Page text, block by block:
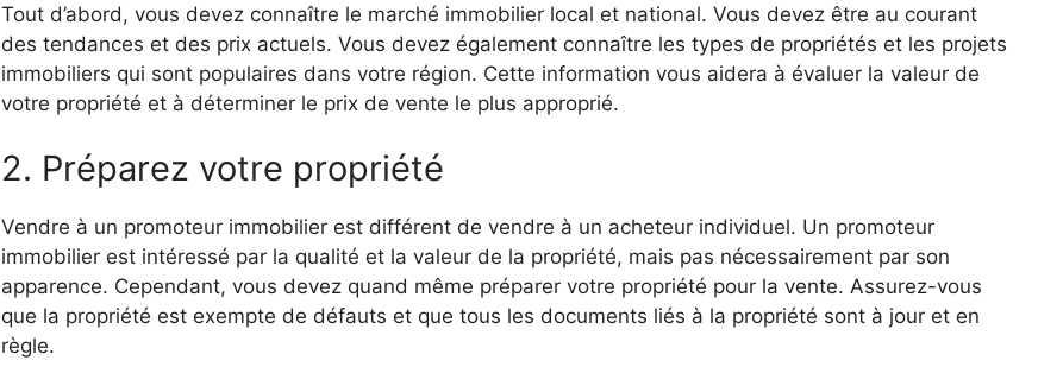
Tout d’abord, vous devez connaître le marché immobilier local et national. Vous devez être au courant
des tendances et des prix actuels. Vous devez également connaître les types de propriétés et les projets
immobiliers qui sont populaires dans votre région. Cette information vous aidera à évaluer la valeur de
votre propriété et à déterminer le prix de vente le plus approprié.
2. Préparez votre propriété
Vendre à un promoteur immobilier est différent de vendre à un acheteur individuel. Un promoteur
immobilier est intéressé par la qualité et la valeur de la propriété, mais pas nécessairement par son
apparence. Cependant, vous devez quand même préparer votre propriété pour la vente. Assurez-vous
que la propriété est exempte de défauts et que tous les documents liés à la propriété sont à jour et en
règle.